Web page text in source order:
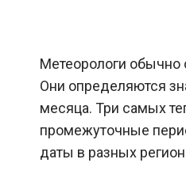
Метеорологи обычно
Они определяются
месяца. Три самых
промежуточные
даты в разных